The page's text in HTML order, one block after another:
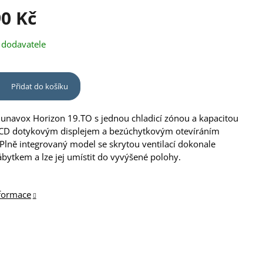
Kč
Přidat do košíku
Horizon 19.TO s jednou chladicí zónou a kapacitou
dotykovým displejem a bezúchytkovým otevíráním
integrovaný model se skrytou ventilací dokonale
a lze jej umístit do vyvýšené polohy.